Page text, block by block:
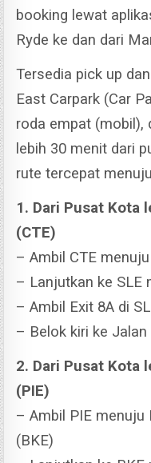
booking lewat
Ryde ke dan dari
Tersedia pick up
East Carpark (Car
roda empat (mobil),
lebih 30 menit dari
rute tercepat
1. Dari Pusat Kota
(CTE)
– Ambil CTE
– Lanjutkan ke SLE
– Ambil Exit 8A di
– Belok kiri ke
2. Dari Pusat Kota
(PIE)
– Ambil PIE
(BKE)